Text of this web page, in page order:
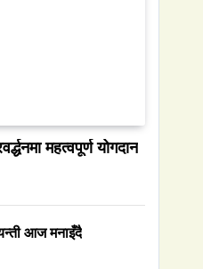
महत्वपूर्ण योगदान
आज मनाइँदै
2026